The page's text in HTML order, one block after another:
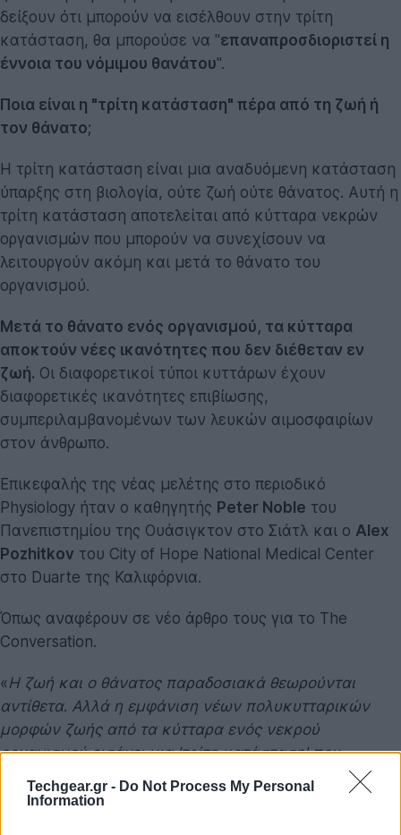
Techgear.gr - Do Not Process My Personal
Information
δείξουν ότι μπορούν να εισέλθουν στην τρίτη
κατάσταση, θα μπορούσε να "επαναπροσδιοριστεί η
έννοια του νόμιμου θανάτου".
Ποια είναι η "τρίτη κατάσταση" πέρα από τη ζωή ή
τον θάνατο;
Η τρίτη κατάσταση είναι μια αναδυόμενη κατάσταση
ύπαρξης στη βιολογία, ούτε ζωή ούτε θάνατος. Αυτή η
τρίτη κατάσταση αποτελείται από κύτταρα νεκρών
οργανισμών που μπορούν να συνεχίσουν να
λειτουργούν ακόμη και μετά το θάνατο του
οργανισμού.
Μετά το θάνατο ενός οργανισμού, τα κύτταρα
αποκτούν νέες ικανότητες που δεν διέθεταν εν
ζωή. Οι διαφορετικοί τύποι κυττάρων έχουν
διαφορετικές ικανότητες επιβίωσης,
συμπεριλαμβανομένων των λευκών αιμοσφαιρίων
στον άνθρωπο.
Επικεφαλής της νέας μελέτης στο περιοδικό
Physiology ήταν ο καθηγητής Peter Noble του
Πανεπιστημίου της Ουάσιγκτον στο Σιάτλ και ο Alex
Pozhitkov του City of Hope National Medical Center
στο Duarte της Καλιφόρνια.
Όπως αναφέρουν σε νέο άρθρο τους για το The
Conversation.
«Η ζωή και ο θάνατος παραδοσιακά θεωρούνται
αντίθετα. Αλλά η εμφάνιση νέων πολυκυτταρικών
μορφών ζωής από τα κύτταρα ενός νεκρού
οργανισμού εισάγει μια 'τρίτη κατάσταση' που
βρίσκεται πέρα από τα παραδοσιακά όρια της ζωής
και του θανάτου. Ορισμένα κύτταρα - όταν τους